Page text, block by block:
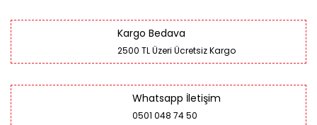
Kargo Bedava
2500 TL Üzeri Ücretsiz Kargo
Whatsapp İletişim
0501 048 74 50